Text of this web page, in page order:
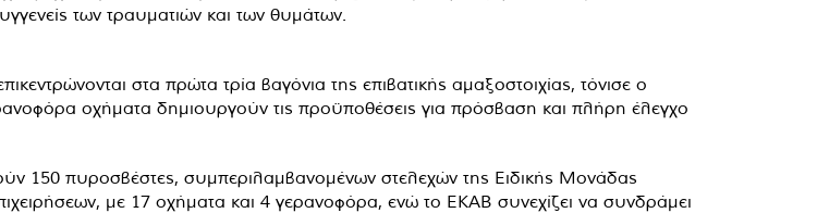
των τραυματιών και των θυμάτων.
στα πρώτα τρία βαγόνια της επιβατικής αμαξοστοιχίας, τόνισε ο
οχήματα δημιουργούν τις προϋποθέσεις για πρόσβαση και πλήρη έλεγχο
150 πυροσβέστες, συμπεριλαμβανομένων στελεχών της Ειδικής Μονάδας
με 17 οχήματα και 4 γερανοφόρα, ενώ το ΕΚΑΒ συνεχίζει να συνδράμει